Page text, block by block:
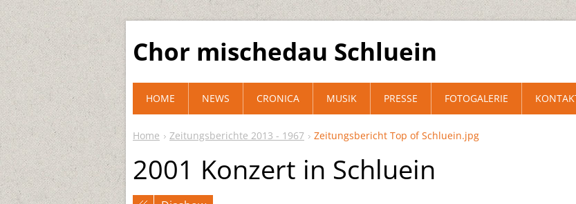
Chor mischedau Schluein
Home Zeitungsberichte 2013 - 1967 Zeitungsbericht Top of Schluein.jpg
2001 Konzert in Schluein
HOME NEWS CRONICA MUSIK PRESSE FOTOGALERIE